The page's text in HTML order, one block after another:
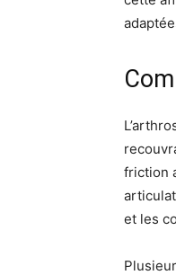
friction
et les